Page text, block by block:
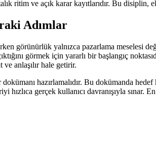
ritim ve açık karar kayıtlarıdır. Bu
Adımlar
görünürlük yalnızca pazarlama meselesi
görmek için yararlı bir başlangıç
ve anlaşılır hale getirir.
hazırlamalıdır. Bu dokümanda
hızlıca gerçek kullanıcı davranışıyla